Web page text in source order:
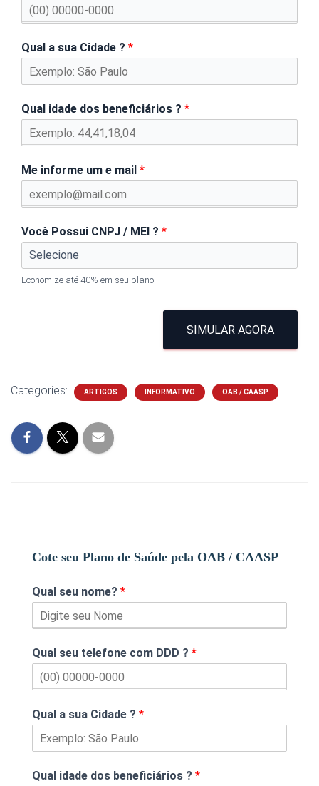
Qual a sua Cidade ? *
Qual idade dos beneficiários ? *
Me informe um e mail *
Você Possui CNPJ / MEI ? *
Economize até 40% em seu plano.
SIMULAR AGORA
Categories: ARTIGOS INFORMATIVO OAB / CAASP
Cote seu Plano de Saúde pela OAB / CAASP
Qual seu nome? *
Qual seu telefone com DDD ? *
Qual a sua Cidade ? *
Qual idade dos beneficiários ? *